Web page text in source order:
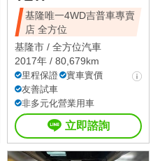
基隆唯一4WD吉普車專賣
店 全方位
基隆市 / 全方位汽車
2017年 / 80,679km
里程保證
實車實價
友善試車
非多元化營業用車
立即諮詢